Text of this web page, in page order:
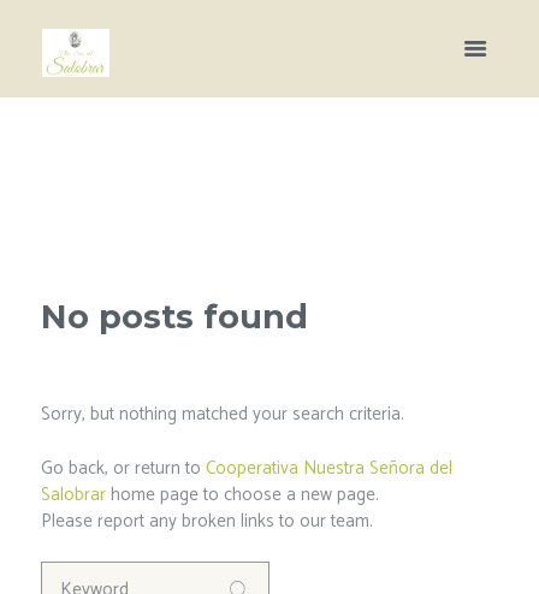
No posts found
Sorry, but nothing matched your search criteria.
Go back, or return to Cooperativa Nuestra Señora del
Salobrarhome page to choose a new page.
Please report any broken links to our team.